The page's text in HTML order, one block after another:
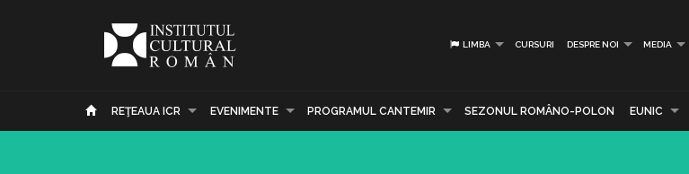
LIMBA CURSURI DESPRE NOI MEDIA
REŢEAUA ICR EVENIMENTE PROGRAMUL CANTEMIR SEZONUL ROMÂNO-POLON EUNIC